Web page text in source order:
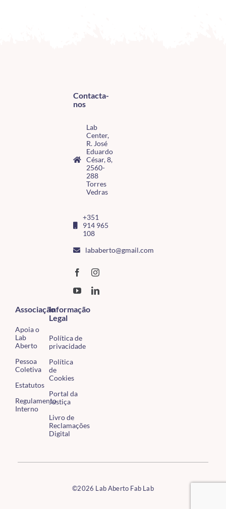
Contacta-
nos
Lab
Center,
R. José
Eduardo
César, 8,
2560-
288
Torres
Vedras
+351
914 965
108
lababerto@gmail.com
Associação
Apoia o
Lab
Aberto
Pessoa
Coletiva
Estatutos
Regulamento
Interno
Informação
Legal
Política de
privacidade
Política
de
Cookies
Portal da
Justiça
Livro de
Reclamações
Digital
©2026 Lab Aberto Fab Lab